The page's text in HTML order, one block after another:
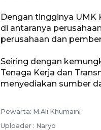
Dengan tingginya UMK
di antaranya
perusahaan dan
Seiring dengan
Tenaga Kerja dan
menyediakan sumber
Pewarta: M.Ali Khumaini
Uploader : Naryo